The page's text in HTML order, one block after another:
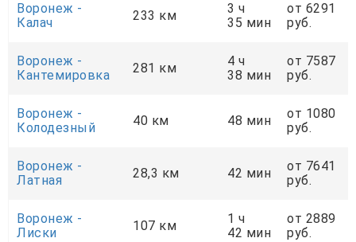
Воронеж -
Калач
233 км
3 ч
35 мин
от 6291
руб.
Воронеж -
Кантемировка
281 км
4 ч
38 мин
от 7587
руб.
Воронеж -
Колодезный
40 км 48 мин
от 1080
руб.
Воронеж -
Латная
28,3 км 42 мин
от 7641
руб.
Воронеж -
Лиски
107 км
1 ч
42 мин
от 2889
руб.